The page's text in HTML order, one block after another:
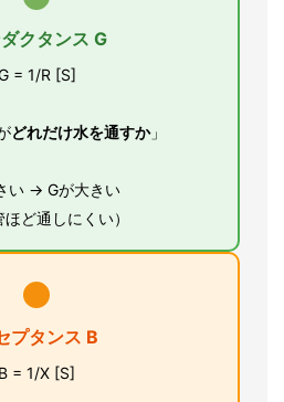
クタンス G
= 1/R [S]
どれだけ水を通すか」
い → Gが大きい
ほど通しにくい）
プタンス B
B = 1/X [S]